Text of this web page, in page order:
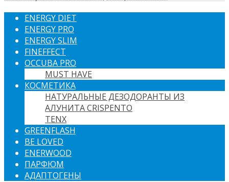
ENERGY DIET
ENERGY PRO
ENERGY SLIM
FINEFFECT
OCCUBA PRO
MUST HAVE
КОСМЕТИКА
НАТУРАЛЬНЫЕ ДЕЗОДОРАНТЫ ИЗ
АЛУНИТА CRISPENTO
TENX
GREENFLASH
BE LOVED
ENERWOOD
ПАРФЮМ
АДАПТОГЕНЫ